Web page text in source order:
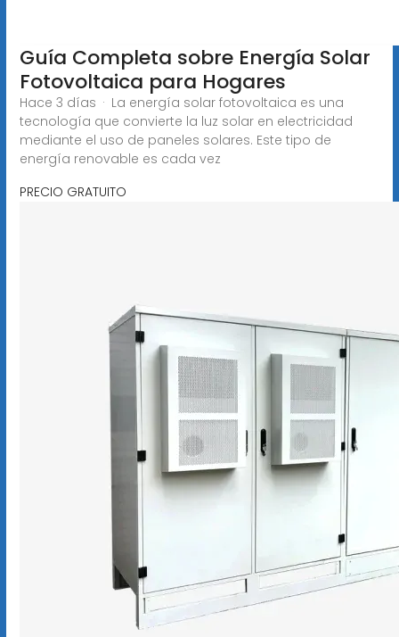
Guía Completa sobre Energía Solar
Fotovoltaica para Hogares
Hace 3 días · La energía solar fotovoltaica es una
tecnología que convierte la luz solar en electricidad
mediante el uso de paneles solares. Este tipo de
energía renovable es cada vez
PRECIO GRATUITO